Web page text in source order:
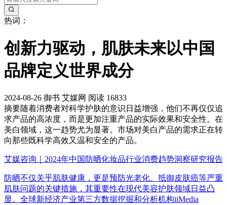
热词：
创新力驱动，肌肤未来以中国
品牌定义世界成分
2024-08-26 御书 艾媒网 阅读 16833
摘要随着消费者对科学护肤的意识日益增强，他们不再仅仅追
求产品的高浓度，而是更加注重产品的实际效果和安全性。在
美白领域，这一趋势尤为显著。市场对美白产品的需求正在转
向那些既科学高效又温和安全的产品。
艾媒咨询｜2024年中国防晒化妆品行业消费趋势洞察研究报告
防晒不仅关乎肌肤健康，更是预防光老化、抵御皮肤癌等严重
肌肤问题的关键措施，其重要性在现代美容护肤领域日益凸
显。全球新经济产业第三方数据挖掘和分析机构iiMedia